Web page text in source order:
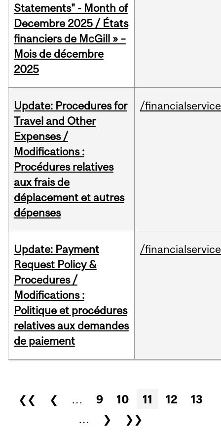
Statements" - Month of
Decembre 2025 / États
financiers de McGill » –
Mois de décembre
2025
Update: Procedures for
Travel and Other
Expenses /
Modifications :
Procédures relatives
aux frais de
déplacement et autres
dépenses
/
Update: Payment
Request Policy &
Procedures /
Modifications :
Politique et procédures
relatives aux demandes
de paiement
/
Pages
❮❮ ❮ … 9 10 11 12
13
…
❯ ❯❯